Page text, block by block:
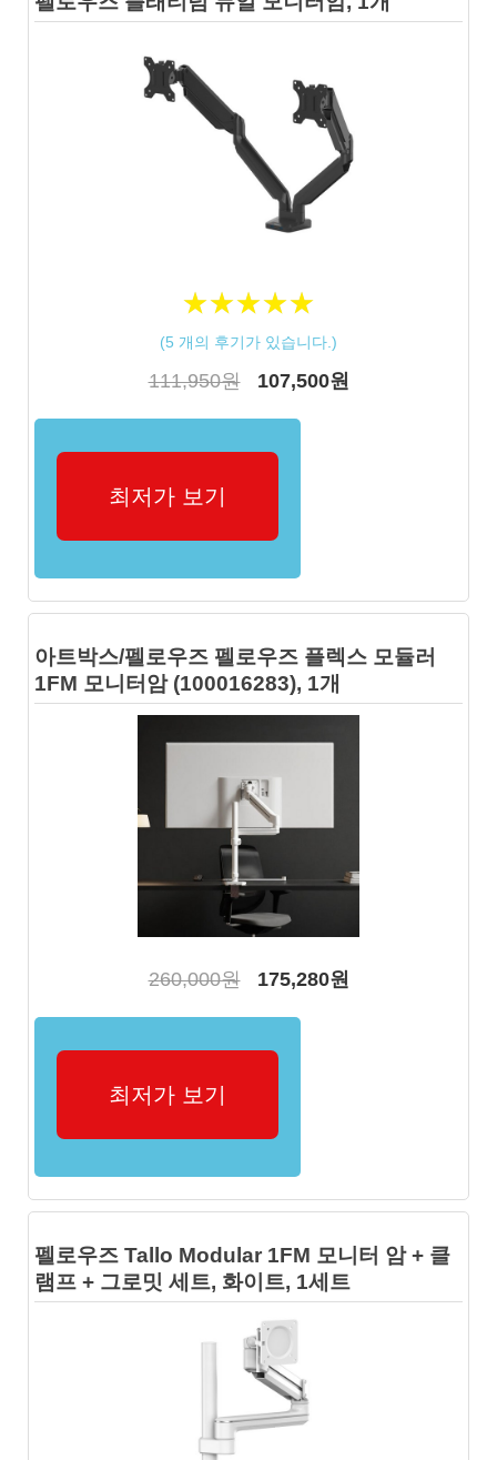
★★★★★
★★★★★
(5 개의 후기가 있습니다.)
111,950원 107,500원
최저가 보기
아트박스/펠로우즈 펠로우즈 플렉스 모듈러
1FM 모니터암 (100016283), 1개
260,000원 175,280원
최저가 보기
펠로우즈 Tallo Modular 1FM 모니터 암 + 클
램프 + 그로밋 세트, 화이트, 1세트